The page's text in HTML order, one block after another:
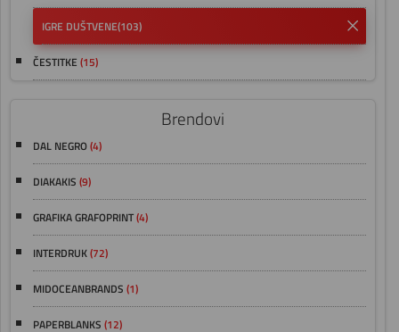
IGRE DUŠTVENE(103)
ČESTITKE (15)
Brendovi
DAL NEGRO(4)
DIAKAKIS (9)
GRAFIKA GRAFOPRINT(4)
INTERDRUK(72)
MIDOCEANBRANDS (1)
PAPERBLANKS (12)